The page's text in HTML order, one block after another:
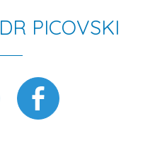
PICOVSKI